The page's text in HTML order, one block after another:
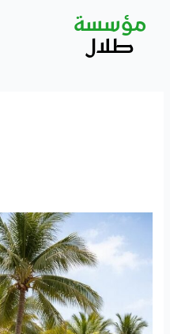
المحتوى
مؤسسة
طلال
زراعة
النباتات
وأشجار
المدينة